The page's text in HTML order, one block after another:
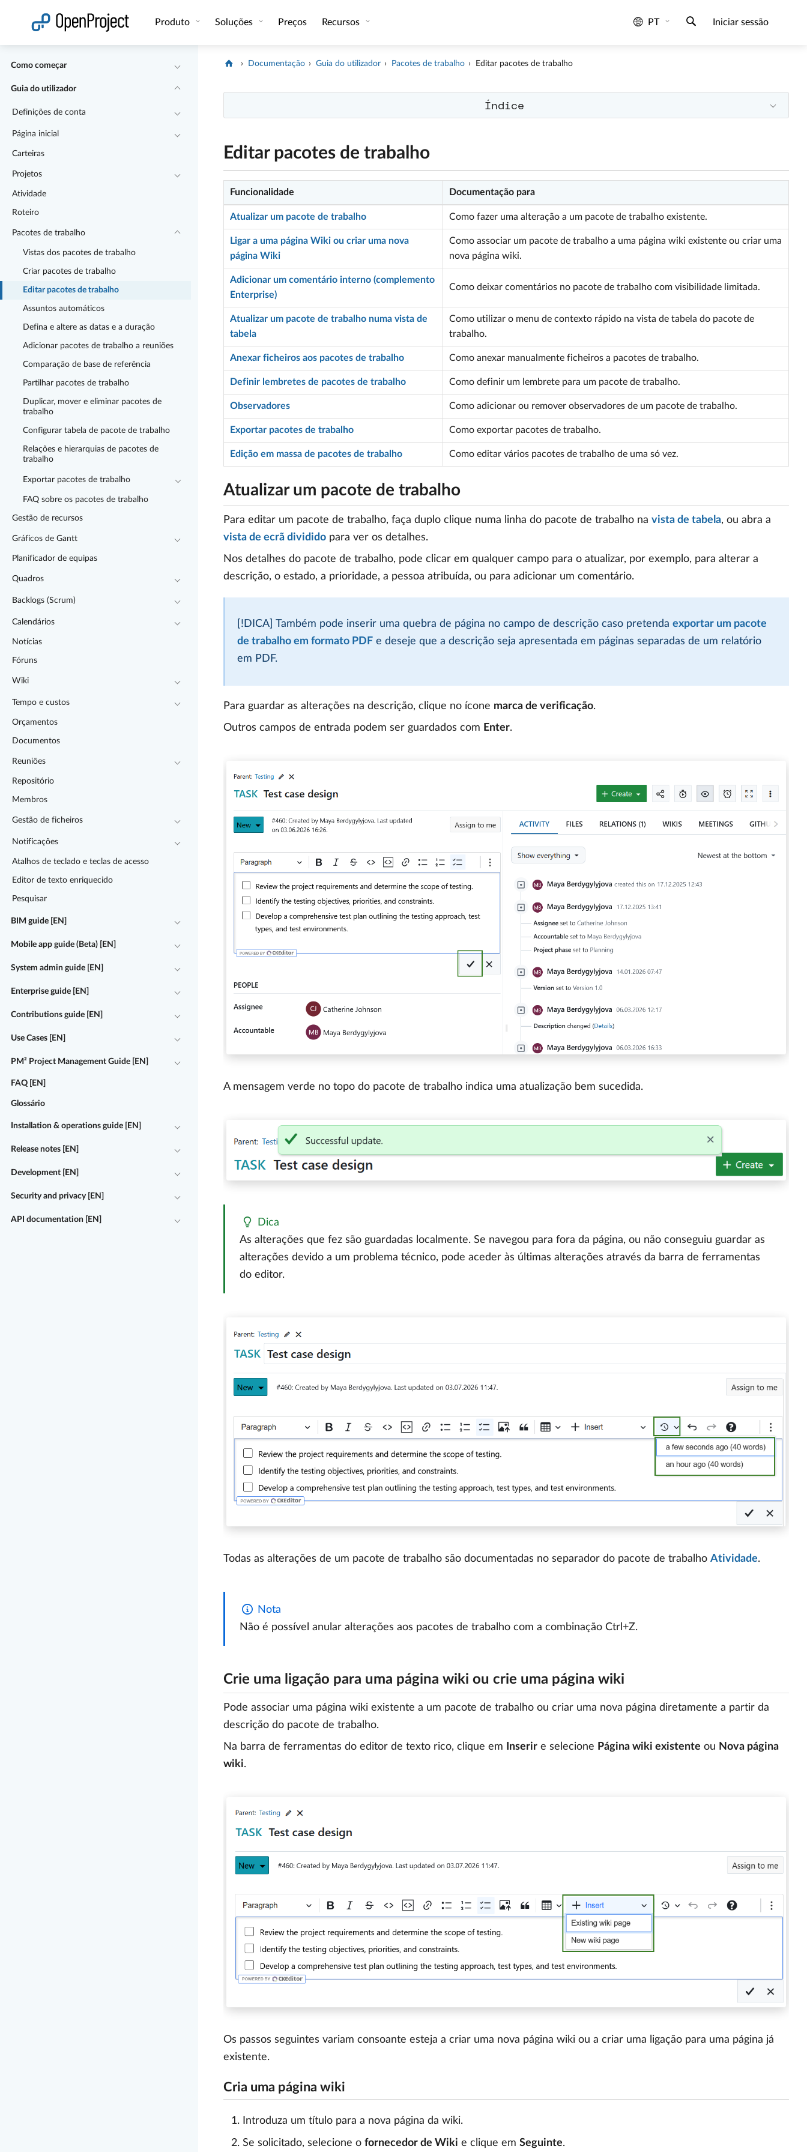
Produto Soluções Preços Recursos PT Iniciar sessão
Como começar
Guia do utilizador
Definições de conta
Página inicial
Carteiras
Projetos
Atividade
Roteiro
Pacotes de trabalho
Vistas dos pacotes de trabalho
Criar pacotes de trabalho
Editar pacotes de trabalho
Assuntos automáticos
Defina e altere as datas e a duração
Adicionar pacotes de trabalho a reuniões
Comparação de base de referência
Partilhar pacotes de trabalho
Duplicar, mover e eliminar pacotes de
trabalho
Configurar tabela de pacote de trabalho
Relações e hierarquias de pacotes de
trabalho
Exportar pacotes de trabalho
FAQ sobre os pacotes de trabalho
Gestão de recursos
Gráficos de Gantt
Planificador de equipas
Quadros
Backlogs (Scrum)
Calendários
Notícias
Fóruns
Wiki
Tempo e custos
Orçamentos
Documentos
Reuniões
Repositório
Membros
Gestão de ficheiros
Notificações
Atalhos de teclado e teclas de acesso
Editor de texto enriquecido
Pesquisar
BIM guide [EN]
Mobile app guide (Beta) [EN]
System admin guide [EN]
Enterprise guide [EN]
Contributions guide [EN]
Use Cases [EN]
PM² Project Management Guide [EN]
FAQ [EN]
Glossário
Installation & operations guide [EN]
Release notes [EN]
Development [EN]
Security and privacy [EN]
API documentation [EN]
Documentação Guia do utilizador Pacotes de trabalho Editar pacotes de trabalho
Índice
Editar pacotes de trabalho
Funcionalidade Documentação para
Atualizar um pacote de trabalho Como fazer uma alteração a um pacote de trabalho existente.
Ligar a uma página Wiki ou criar uma nova
página Wiki
Como associar um pacote de trabalho a uma página wiki existente ou criar uma
nova página wiki.
Adicionar um comentário interno (complemento
Enterprise)
Como deixar comentários no pacote de trabalho com visibilidade limitada.
Atualizar um pacote de trabalho numa vista de
tabela
Como utilizar o menu de contexto rápido na vista de tabela do pacote de
trabalho.
Anexar ficheiros aos pacotes de trabalho Como anexar manualmente ficheiros a pacotes de trabalho.
Definir lembretes de pacotes de trabalho Como definir um lembrete para um pacote de trabalho.
Observadores Como adicionar ou remover observadores de um pacote de trabalho.
Exportar pacotes de trabalho Como exportar pacotes de trabalho.
Edição em massa de pacotes de trabalho Como editar vários pacotes de trabalho de uma só vez.
Atualizar um pacote de trabalho
Para editar um pacote de trabalho, faça duplo clique numa linha do pacote de trabalho na vista de tabela, ou abra a
vista de ecrã dividido para ver os detalhes.
Nos detalhes do pacote de trabalho, pode clicar em qualquer campo para o atualizar, por exemplo, para alterar a
descrição, o estado, a prioridade, a pessoa atribuída, ou para adicionar um comentário.
[!DICA] Também pode inserir uma quebra de página no campo de descrição caso pretenda exportar um pacote
de trabalho em formato PDF e deseje que a descrição seja apresentada em páginas separadas de um relatório
em PDF.
Para guardar as alterações na descrição, clique no ícone marca de verificação.
Outros campos de entrada podem ser guardados com Enter.
A mensagem verde no topo do pacote de trabalho indica uma atualização bem sucedida.
Dica
As alterações que fez são guardadas localmente. Se navegou para fora da página, ou não conseguiu guardar as
alterações devido a um problema técnico, pode aceder às últimas alterações através da barra de ferramentas
do editor.
Todas as alterações de um pacote de trabalho são documentadas no separador do pacote de trabalho Atividade.
Nota
Não é possível anular alterações aos pacotes de trabalho com a combinação Ctrl+Z.
Crie uma ligação para uma página wiki ou crie uma página wiki
Pode associar uma página wiki existente a um pacote de trabalho ou criar uma nova página diretamente a partir da
descrição do pacote de trabalho.
Na barra de ferramentas do editor de texto rico, clique em
Inserir e selecione Página wiki existente ou Nova página
wiki.
Os passos seguintes variam consoante esteja a criar uma nova página wiki ou a criar uma ligação para uma página já
existente.
Cria uma página wiki
Introduza um título para a nova página da wiki.
Se solicitado, selecione o fornecedor de Wiki e clique em Seguinte.